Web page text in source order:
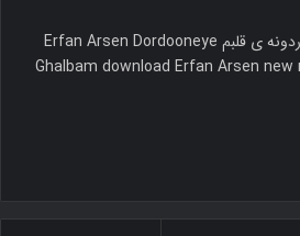
دردونه ی قلبم عرفان آرسن دردونه ی قلبم Erfan Arsen Dordooneye
Ghalbam download Erfan Arsen